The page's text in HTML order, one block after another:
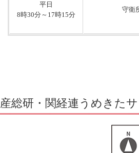
平日
8時30分～17時15分
守衛
産総研・関経連うめきた